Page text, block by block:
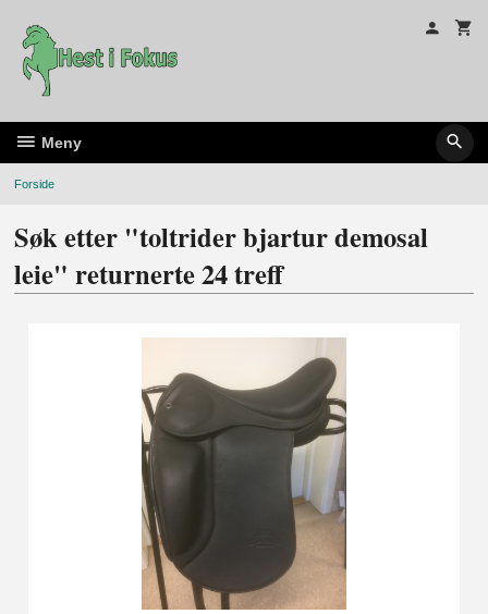
innholdet
Meny
Forside
Søk etter "toltrider bjartur demosal
leie" returnerte 24 treff